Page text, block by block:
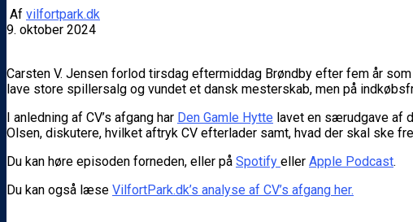
Af vilfortpark.dk
9. oktober 2024
Carsten V. Jensen forlod tirsdag eftermiddag Brøndby efter fem år
lave store spillersalg og vundet et dansk mesterskab, men på
I anledning af CV’s afgang har Den Gamle Hytte lavet en særudgave af
Olsen, diskutere, hvilket aftryk CV efterlader samt, hvad der skal ske
Du kan høre episoden forneden, eller på Spotify eller Apple Podcast.
Du kan også læse VilfortPark.dk’s analyse af CV’s afgang her.